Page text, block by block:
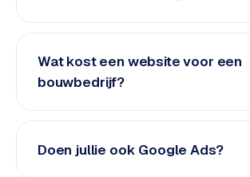
n
G
o
o
g
Wat kost een website voor een
bouwbedrijf?
Doen jullie ook Google Ads?